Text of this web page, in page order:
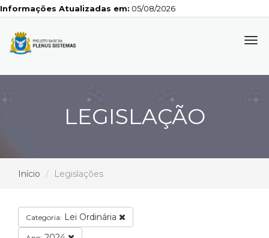
Atualizadas em: 05/08/2026
LEGISLAÇÃO
Início Legislações
Categoria: Lei Ordinária